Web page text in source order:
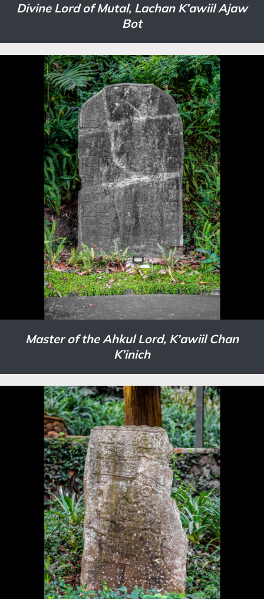
Divine Lord of Mutal, Lachan K’awiil Ajaw
Bot
Master of the Ahkul Lord, K’awiil Chan
K’inich